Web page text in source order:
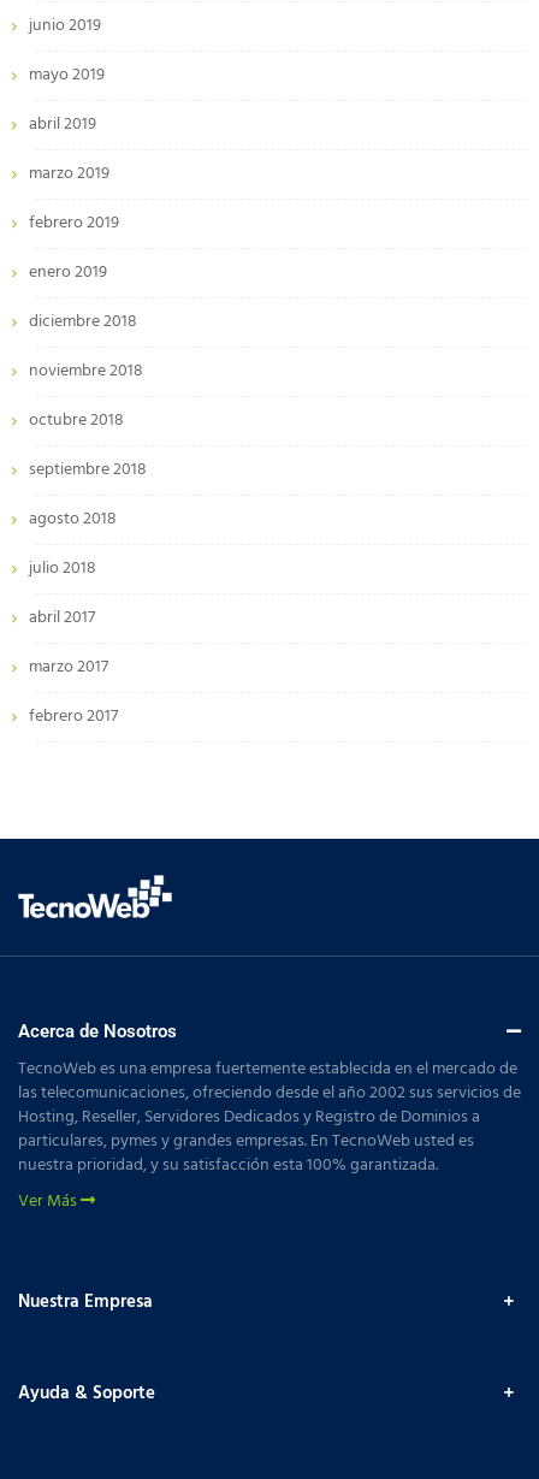
junio 2019
mayo 2019
abril 2019
marzo 2019
febrero 2019
enero 2019
diciembre 2018
noviembre 2018
octubre 2018
septiembre 2018
agosto 2018
julio 2018
abril 2017
marzo 2017
febrero 2017
Acerca de Nosotros
TecnoWeb es una empresa fuertemente establecida en el mercado de
las telecomunicaciones, ofreciendo desde el año 2002 sus servicios de
Hosting, Reseller, Servidores Dedicados y Registro de Dominios a
particulares, pymes y grandes empresas. En TecnoWeb usted es
nuestra prioridad, y su satisfacción esta 100% garantizada.
Ver Más
Nuestra Empresa
Ayuda & Soporte